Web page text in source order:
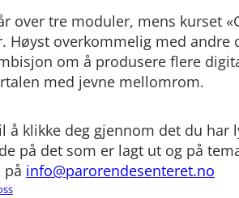
over tre moduler, mens kurset
Høyst overkommelig med andre
om å produsere flere
med jevne mellomrom.
å klikke deg gjennom det du
på det som er lagt ut og på
på info@parorendesenteret.no